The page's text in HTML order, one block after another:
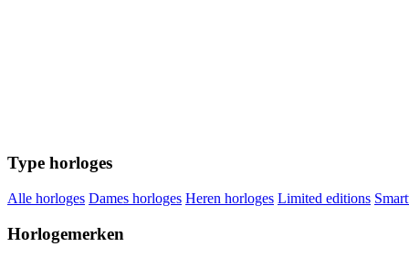
Type horloges
Alle horloges Dames horloges Heren horloges Limited editions
Horlogemerken